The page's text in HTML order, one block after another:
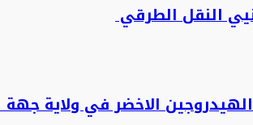
النقل الطرقي
الاخضر في ولاية جهة